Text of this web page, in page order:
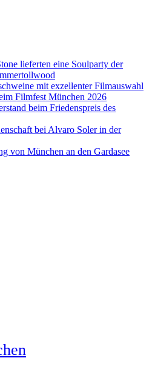
lieferten eine Soulparty der
mit exzellenter Filmauswahl
Filmfest München 2026
beim Friedenspreis des
bei Alvaro Soler in der
von München an den Gardasee